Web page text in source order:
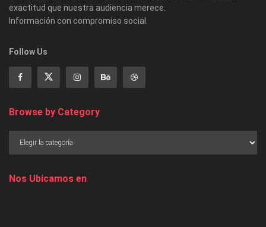
exactitud que nuestra audiencia merece.
Información con compromiso social.
Follow Us
Browse by Category
Nos Ubicamos en